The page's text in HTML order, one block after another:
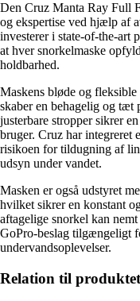
Den Cruz Manta Ray Full
og ekspertise ved hjælp af
investerer i state-of-the-art
at hver snorkelmaske
holdbarhed.
Maskens bløde og
skaber en behagelig og tæt
justerbare stropper sikrer
bruger. Cruz har integreret
risikoen for tildugning af
udsyn under vandet.
Masken er også udstyret
hvilket sikrer en konstant
aftagelige snorkel kan
GoPro-beslag tilgængeligt
undervandsoplevelser.
Relation til produktet